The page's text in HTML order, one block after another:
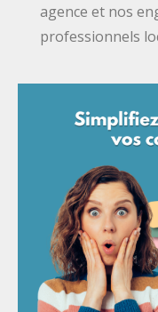
agence et nos
professionnels